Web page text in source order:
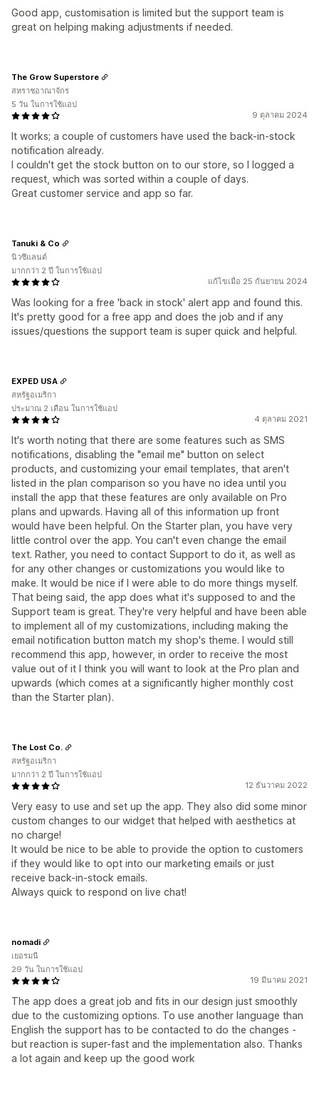
Good app, customisation is limited but the support team is
great on helping making adjustments if needed.
9 ตุลาคม 2024
It works; a couple of customers have used the back-in-stock
notification already.
I couldn't get the stock button on to our store, so I logged a
request, which was sorted within a couple of days.
Great customer service and app so far.
The Grow Superstore
สหราชอาณาจักร
5 วัน ในการใช้แอป
แก้ไขเมื่อ 25 กันยายน 2024
Was looking for a free 'back in stock' alert app and found this.
It's pretty good for a free app and does the job and if any
issues/questions the support team is super quick and helpful.
Tanuki & Co
นิวซีแลนด์
มากกว่า 2 ปี ในการใช้แอป
4 ตุลาคม 2021
It's worth noting that there are some features such as SMS
notifications, disabling the "email me" button on select
products, and customizing your email templates, that aren't
listed in the plan comparison so you have no idea until you
install the app that these features are only available on Pro
plans and upwards. Having all of this information up front
would have been helpful. On the Starter plan, you have very
little control over the app. You can't even change the email
text. Rather, you need to contact Support to do it, as well as
for any other changes or customizations you would like to
make. It would be nice if I were able to do more things myself.
That being said, the app does what it's supposed to and the
Support team is great. They're very helpful and have been able
to implement all of my customizations, including making the
email notification button match my shop's theme. I would still
recommend this app, however, in order to receive the most
value out of it I think you will want to look at the Pro plan and
upwards (which comes at a significantly higher monthly cost
than the Starter plan).
EXPED USA
สหรัฐอเมริกา
ประมาณ 2 เดือน ในการใช้แอป
12 ธันวาคม 2022
Very easy to use and set up the app. They also did some minor
custom changes to our widget that helped with aesthetics at
no charge!
It would be nice to be able to provide the option to customers
if they would like to opt into our marketing emails or just
receive back-in-stock emails.
Always quick to respond on live chat!
The Lost Co.
สหรัฐอเมริกา
มากกว่า 2 ปี ในการใช้แอป
19 มีนาคม 2021
The app does a great job and fits in our design just smoothly
due to the customizing options. To use another language than
English the support has to be contacted to do the changes -
but reaction is super-fast and the implementation also. Thanks
a lot again and keep up the good work
nomadi
เยอรมนี
29 วัน ในการใช้แอป